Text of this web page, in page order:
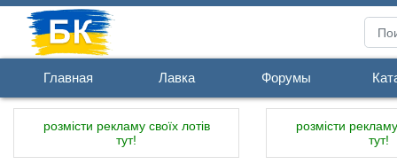
Главная Лавка Форумы
розмісти рекламу своїх лотів
тут!
розмісти
тут!